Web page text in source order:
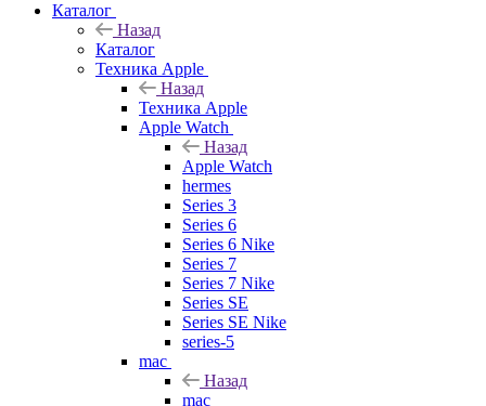
Каталог
Назад
Каталог
Техника Apple
Назад
Техника Apple
Apple Watch
Назад
Apple Watch
hermes
Series 3
Series 6
Series 6 Nike
Series 7
Series 7 Nike
Series SE
Series SE Nike
series-5
mac
Назад
mac